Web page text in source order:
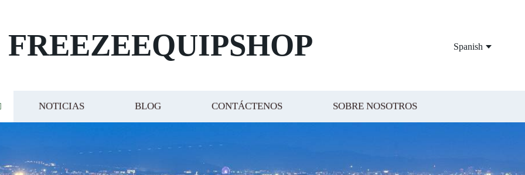
FREEZEEQUIPSHOP Spanish
NOTICIAS BLOG CONTÁCTENOS SOBRE NOSOTROS